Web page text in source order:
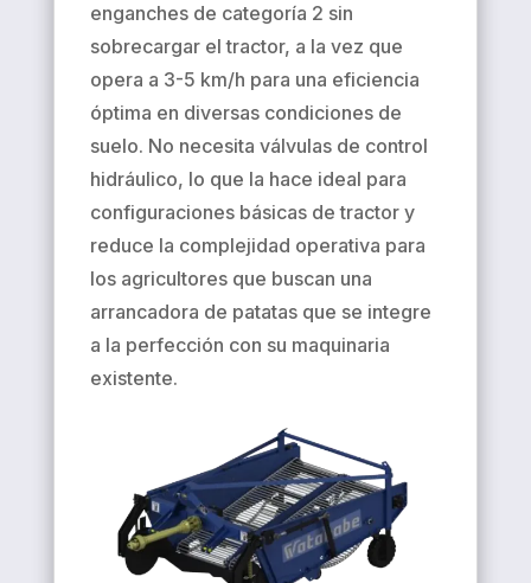
enganches de categoría 2 sin
sobrecargar el tractor, a la vez que
opera a 3-5 km/h para una eficiencia
óptima en diversas condiciones de
suelo. No necesita válvulas de control
hidráulico, lo que la hace ideal para
configuraciones básicas de tractor y
reduce la complejidad operativa para
los agricultores que buscan una
arrancadora de patatas que se integre
a la perfección con su maquinaria
existente.